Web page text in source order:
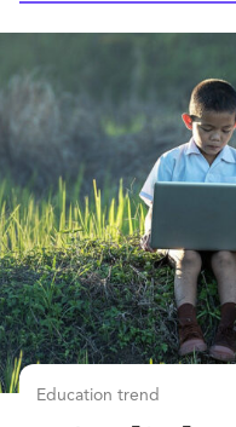
Education trend